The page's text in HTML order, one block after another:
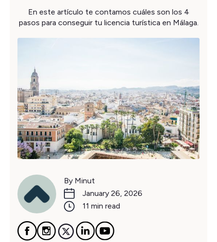
En este artículo te contamos cuáles son los 4
pasos para conseguir tu licencia turística en Málaga.
By Minut
January 26, 2026
11 min read